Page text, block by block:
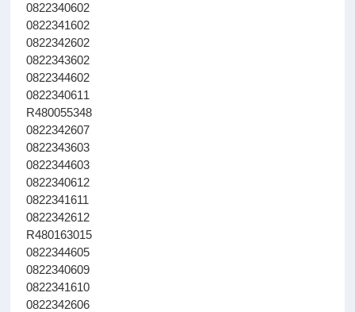
0822340602
0822341602
0822342602
0822343602
0822344602
0822340611
R480055348
0822342607
0822343603
0822344603
0822340612
0822341611
0822342612
R480163015
0822344605
0822340609
0822341610
0822342606